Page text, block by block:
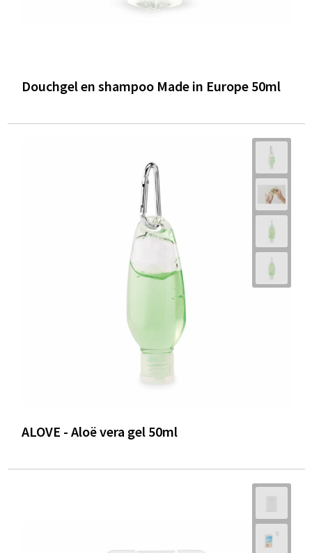
Douchgel en shampoo Made in Europe 50ml
ALOVE - Aloë vera gel 50ml